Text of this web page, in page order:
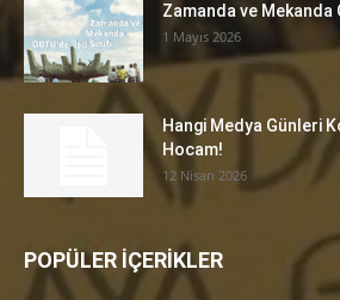
Zamanda ve Mekanda
1 Mayıs 2026
Hangi Medya Günleri
Hocam!
12 Nisan 2026
POPÜLER İÇERİKLER